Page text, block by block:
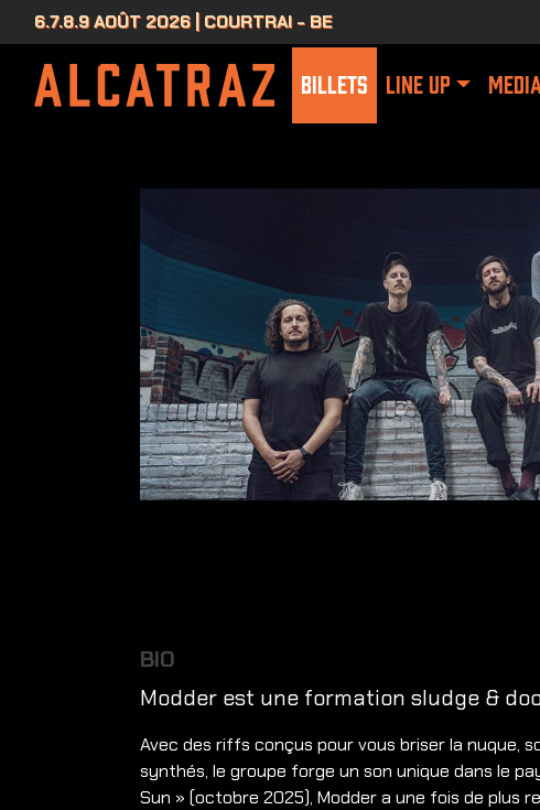
6.7.8.9 AOÛT 2026 | COURTRAI - BE
BILLETS LINE UP MEDIA
BIO
Modder est une formation sludge &
Avec des riffs conçus pour vous briser la nuque,
synthés, le groupe forge un son unique dans le
Sun » (octobre 2025), Modder a une fois de plus